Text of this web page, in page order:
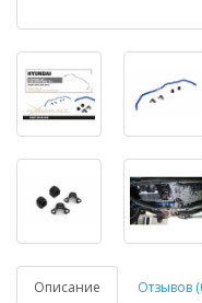
Описание Отзывов